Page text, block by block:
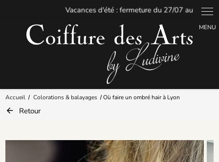
Accueil Colorations & balayages Où faire un ombré hair à Lyon
Retour